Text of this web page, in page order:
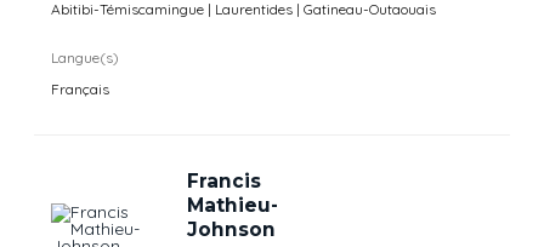
Abitibi-Témiscamingue | Laurentides | Gatineau-Outaouais
Langue(s)
Français
Francis
Mathieu-
Johnson